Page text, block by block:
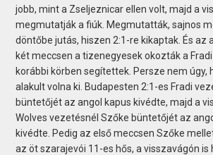
jobb, mint a Zseljeznicar ellen volt, majd a
megmutatják a fiúk. Megmutatták, sajnos
döntőbe jutás, hiszen 2:1-re kikaptak. És az
két meccsen a tizenegyesek okozták a
korábbi körben segítettek. Persze nem úgy,
alakult volna ki. Budapesten 2:1-es Fradi
büntetőjét az angol kapus kivédte, majd a
Wolves vezetésnél Szőke büntetőjét az
kivédte. Pedig az első meccsen Szőke
az öt szarajevói 11-es hős, a visszavágón is